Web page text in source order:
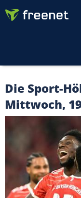
Die Sport-
Mittwoch,